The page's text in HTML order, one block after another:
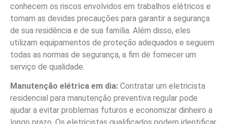
conhecem os riscos envolvidos em trabalhos elétricos e
tomam as devidas precauções para garantir a segurança
de sua residência e de sua família. Além disso, eles
utilizam equipamentos de proteção adequados e seguem
todas as normas de segurança, a fim de fornecer um
serviço de qualidade.
Manutenção elétrica em dia: Contratar um eletricista
residencial para manutenção preventiva regular pode
ajudar a evitar problemas futuros e economizar dinheiro a